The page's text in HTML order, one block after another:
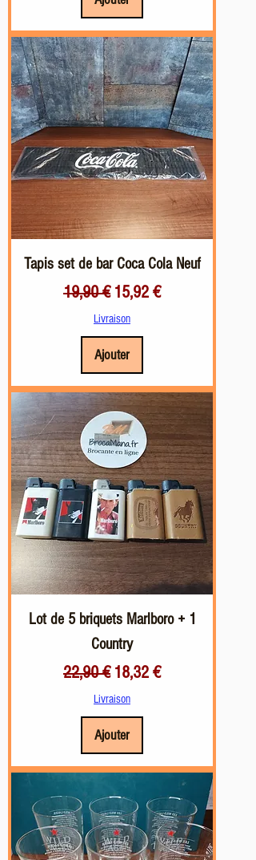
Tapis set de bar Coca Cola Neuf
Prix original
19,90 € Prix promotionnel
15,92 €
Livraison
Ajouter
Lot de 5 briquets Marlboro + 1
Country
Prix original
22,90 € Prix promotionnel
18,32 €
Livraison
Ajouter